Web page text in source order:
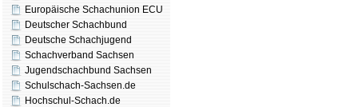
Europäische Schachunion ECU
Deutscher Schachbund
Deutsche Schachjugend
Schachverband Sachsen
Jugendschachbund Sachsen
Schulschach-Sachsen.de
Hochschul-Schach.de